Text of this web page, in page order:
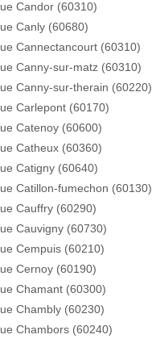
Candor (60310)
Canly (60680)
Cannectancourt (60310)
Canny-sur-matz (60310)
Canny-sur-therain (60220)
Carlepont (60170)
Catenoy (60600)
Catheux (60360)
Catigny (60640)
Catillon-fumechon (60130)
Cauffry (60290)
Cauvigny (60730)
Cempuis (60210)
Cernoy (60190)
Chamant (60300)
Chambly (60230)
Chambors (60240)